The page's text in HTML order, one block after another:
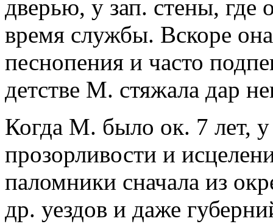
дверью, у зап. стены, где
время службы. Вскоре
песнопения и часто
детстве М. стяжала дар
Когда М. было ок. 7 лет,
прозорливости и
паломники сначала из
др. уездов и даже